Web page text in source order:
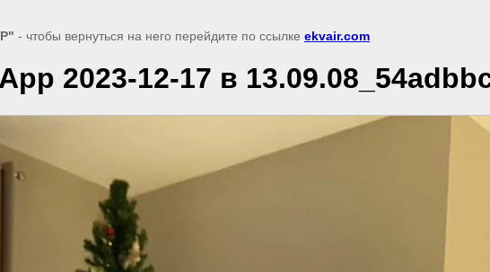
- чтобы вернуться на него перейдите по ссылке ekvair.com
2023-12-17 в